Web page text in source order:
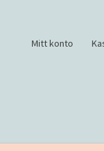
Mitt konto